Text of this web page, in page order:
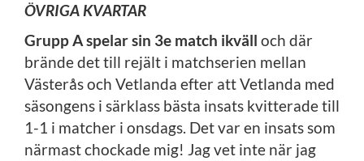
ÖVRIGA KVARTAR
Grupp A spelar sin 3e match ikväll och där
brände det till rejält i matchserien mellan
Västerås och Vetlanda efter att Vetlanda med
säsongens i särklass bästa insats kvitterade till
1-1 i matcher i onsdags. Det var en insats som
närmast chockade mig! Jag vet inte när jag